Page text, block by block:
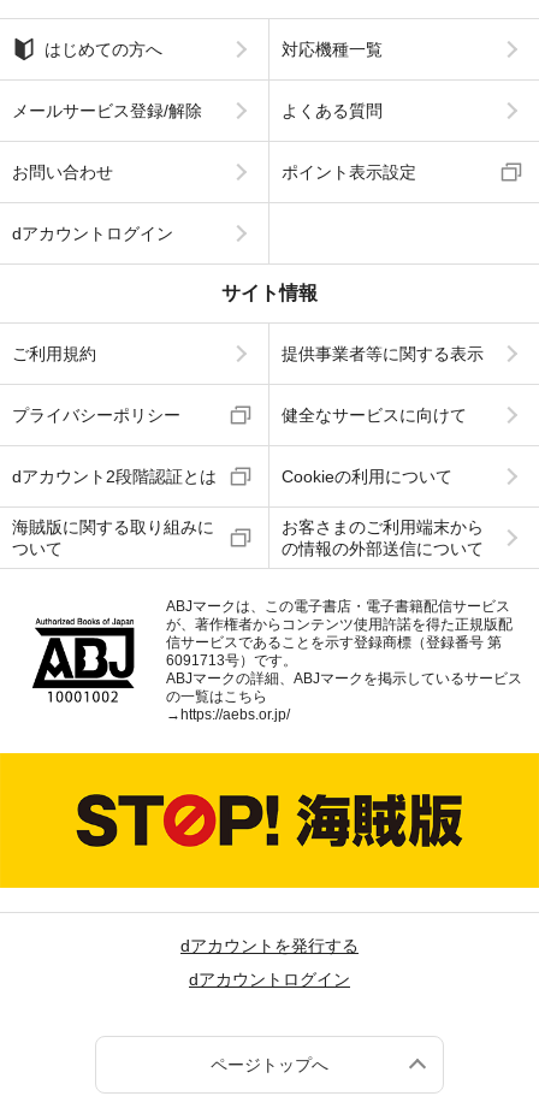
はじめての方へ 対応機種一覧
メールサービス登録/解除 よくある質問
お問い合わせ ポイント表示設定
dアカウントログイン
サイト情報
ご利用規約 提供事業者等に関する表示
プライバシーポリシー 健全なサービスに向けて
dアカウント2段階認証とは Cookieの利用について
海賊版に関する取り組みに
ついて
お客さまのご利用端末から
の情報の外部送信について
ABJマークは、この電子書店・電子書籍配信サービス
が、著作権者からコンテンツ使用許諾を得た正規版配
信サービスであることを示す登録商標（登録番号 第
6091713号）です。
ABJマークの詳細、ABJマークを掲示しているサービス
の一覧はこちら
→https://aebs.or.jp/
dアカウントを発行する
dアカウントログイン
ページトップへ